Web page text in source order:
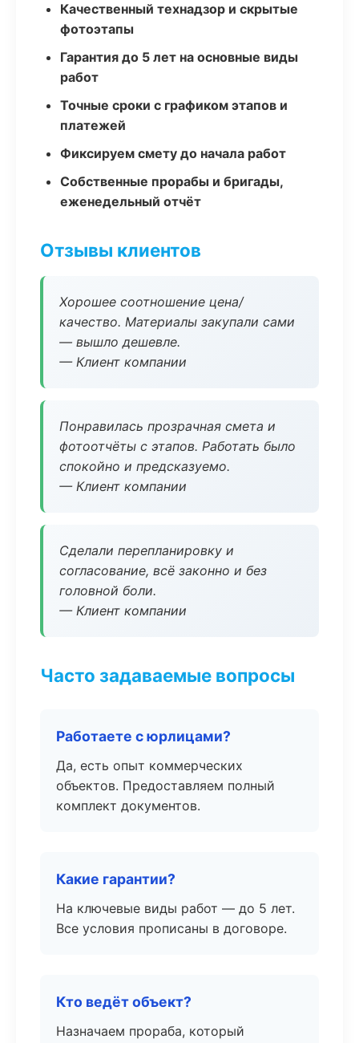
Качественный технадзор и скрытые
фотоэтапы
Гарантия до 5 лет на основные виды
работ
Точные сроки с графиком этапов и
платежей
Фиксируем смету до начала работ
Собственные прорабы и бригады,
еженедельный отчёт
Отзывы клиентов
Хорошее соотношение цена/
качество. Материалы закупали сами
— вышло дешевле.
— Клиент компании
Понравилась прозрачная смета и
фотоотчёты с этапов. Работать было
спокойно и предсказуемо.
— Клиент компании
Сделали перепланировку и
согласование, всё законно и без
головной боли.
— Клиент компании
Часто задаваемые вопросы
Работаете с юрлицами?
Да, есть опыт коммерческих
объектов. Предоставляем полный
комплект документов.
Какие гарантии?
На ключевые виды работ — до 5 лет.
Все условия прописаны в договоре.
Кто ведёт объект?
Назначаем прораба, который